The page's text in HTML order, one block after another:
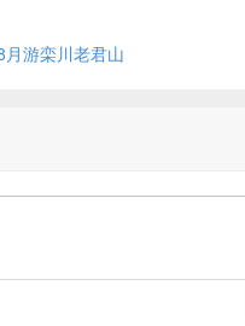
游栾川老君山